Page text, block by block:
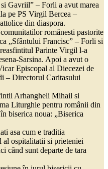
Gavriil” – Forli a avut marea
pe PS Virgil Bercea –
din diaspora.
românesti pastorite
„Sfântului Francisc” – Forli si
Parinte Virgil l-a
Sarsina. Apoi a avut o
Episcopal al Diecezei de
– Directorul Caritasului
Arhangheli Mihail si
Liturghie pentru românii din
biserica noua: „Biserica
asa cum e traditia
al ospitalitatii si prieteniei
când sunt departe de tara